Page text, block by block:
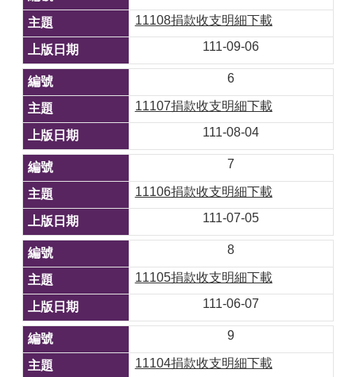
11108捐款收支明細下載
111-09-06
6
11107捐款收支明細下載
111-08-04
7
11106捐款收支明細下載
111-07-05
8
11105捐款收支明細下載
111-06-07
9
11104捐款收支明細下載